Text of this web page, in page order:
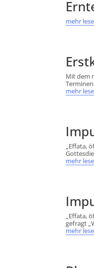
mehr
Mit dem
mehr
„Effata,
mehr
„Effata,
gefragt
mehr